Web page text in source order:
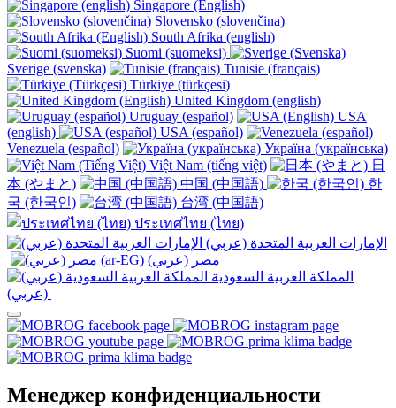
Singapore (English)
Slovensko (slovenčina)
South Afrika (english)
Suomi (suomeksi)
Sverige (svenska)
Tunisie (français)
Türkiye (türkçesi)
United Kingdom (english)
Uruguay (español)
USA
(english)
USA (español)
Venezuela (español)
Україна (українська)
Việt Nam (tiếng việt)
日
本 (やまと)
中国 (中国語)
한
국 (한국인)
台湾 (中国語)
ประเทศไทย (ไทย)
Менеджер конфиденциальности